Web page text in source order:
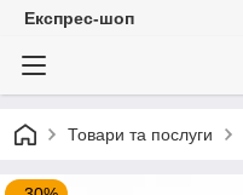
Експрес-шоп
Товари та послуги